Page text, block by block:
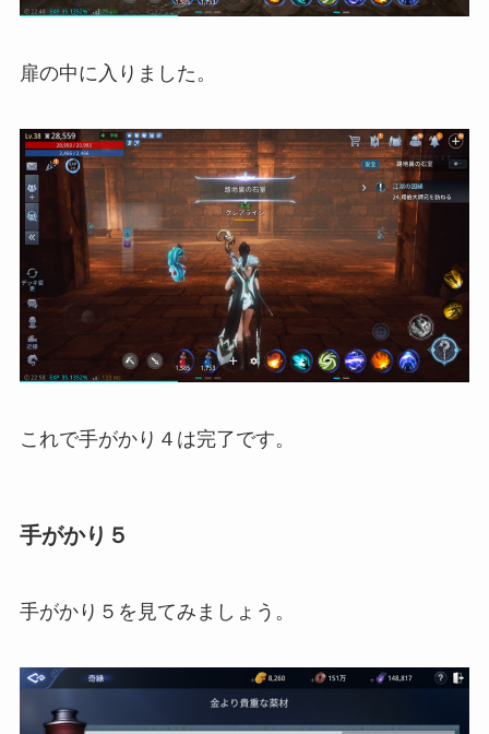
扉の中に入りました。
これで手がかり４は完了です。
手がかり５
手がかり５を見てみましょう。